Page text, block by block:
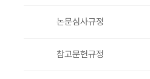
논문심사규정
참고문헌규정